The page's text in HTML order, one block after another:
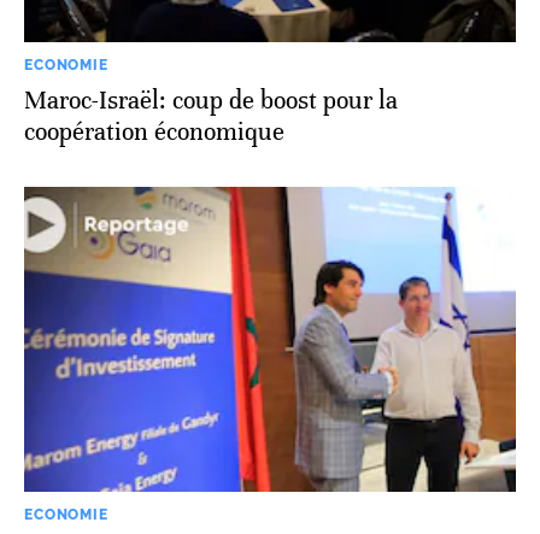
ECONOMIE
Maroc-Israël: coup de boost pour la
coopération économique
ECONOMIE